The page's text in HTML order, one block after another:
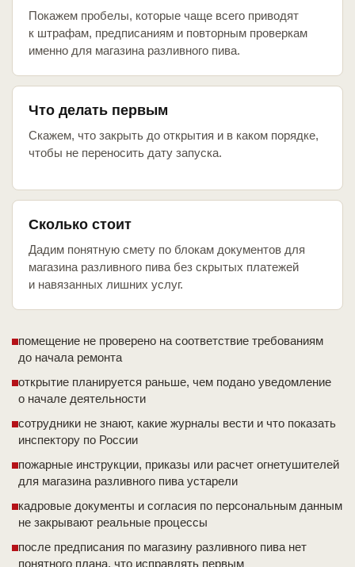
Покажем пробелы, которые чаще всего приводят
к штрафам, предписаниям и повторным проверкам
именно для магазина разливного пива.
Что делать первым
Скажем, что закрыть до открытия и в каком порядке,
чтобы не переносить дату запуска.
Сколько стоит
Дадим понятную смету по блокам документов для
магазина разливного пива без скрытых платежей
и навязанных лишних услуг.
помещение не проверено на соответствие требованиям
до начала ремонта
открытие планируется раньше, чем подано уведомление
о начале деятельности
сотрудники не знают, какие журналы вести и что показать
инспектору по России
пожарные инструкции, приказы или расчет огнетушителей
для магазина разливного пива устарели
кадровые документы и согласия по персональным данным
не закрывают реальные процессы
после предписания по магазину разливного пива нет
понятного плана, что исправлять первым